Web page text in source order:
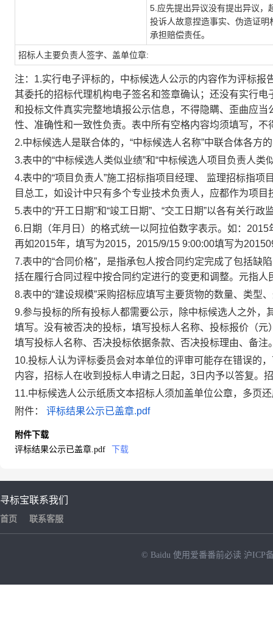
5.应先提出异议没有提出异议，
投诉人故意捏造事实、伪造证
承担赔偿责任。
招标人主要负责人签字、盖单位章:
注：1.实行电子评标的，中标候选人公示的内容作为评标
其委托的招标代理机构电子签名和签章确认；还没有实行
和投标文件真实完整地填报公示信息，不得隐瞒、歪曲应
性、准确性和一致性负责。表中所有空格内容均须填写，
2.中标候选人是联合体的，“中标候选人名称”中联合体各方
3.表中的“中标候选人类似业绩”和“中标候选人项目负责人
4.表中的“项目负责人”施工招标指项目经理、 监理招标指
目总工，如设计中只有多个专业技术负责人，应都作为项
5.表中的“开工日期”和“竣工日期”、“交工日期”以各有关行
6.日期（年月日）的格式统一以阿拉伯数字表示。如：
再如2015年，填写为2015，2015/9/15 9:00:00填写为
7.表中的“合同价格”，是指承包人按合同约定完成了包括缺
括在履行合同过程中按合同约定进行的变更和调整。元指人
8.表中的“建设规模”采购招标应填写主要货物的数量、类型
9.参与投标的所有投标人都需要公示，除中标候选人之外，
填写。没有被否决的投标，填写投标人名称、投标报价（
填写投标人名称、否决投标依据条款、否决投标理由、备注
10.投标人认为评标委员会对本单位的评审可能存在错误的
内容，招标人在收到投标人申请之日起，3日内予以答复。
11.中标候选人公示纸质文本招标人须加盖单位公章，多页
附件： 评标结果公示已盖章.pdf
附件下载
评标结果公示已盖章.pdf
下载
寻标宝
首页
联系我们
联系客服
© Baidu 使用爱番番前必读 沪ICP